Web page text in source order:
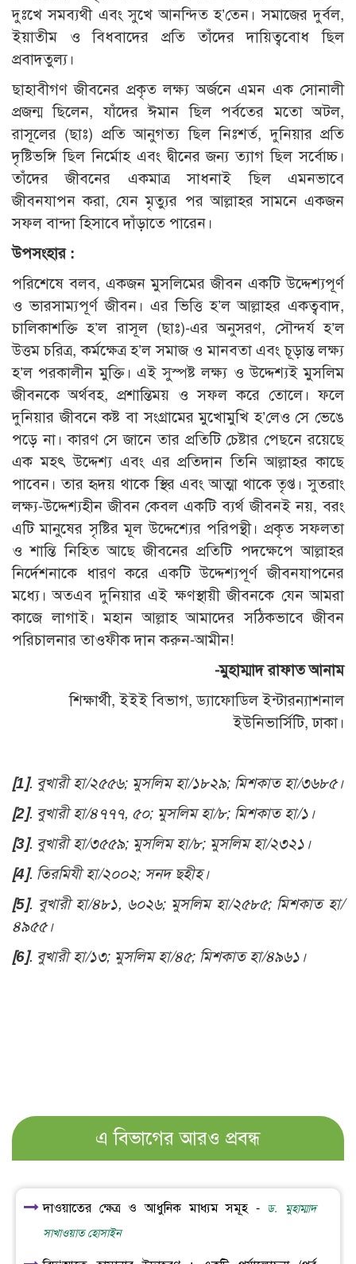
দুঃখে সমব্যথী এবং সুখে আনন্দিত হ’তেন। সমাজের দুর্বল,
ইয়াতীম ও বিধবাদের প্রতি তাঁদের দায়িত্ববোধ ছিল
প্রবাদতুল্য।
ছাহাবীগণ জীবনের প্রকৃত লক্ষ্য অর্জনে এমন এক সোনালী
প্রজন্ম ছিলেন, যাঁদের ঈমান ছিল পর্বতের মতো অটল,
রাসূলের (ছাঃ) প্রতি আনুগত্য ছিল নিঃশর্ত, দুনিয়ার প্রতি
দৃষ্টিভঙ্গি ছিল নির্মোহ এবং দ্বীনের জন্য ত্যাগ ছিল সর্বোচ্চ।
তাঁদের জীবনের একমাত্র সাধনাই ছিল এমনভাবে
জীবনযাপন করা, যেন মৃত্যুর পর আল্লাহর সামনে একজন
সফল বান্দা হিসাবে দাঁড়াতে পারেন।
উপসংহার :
পরিশেষে বলব, একজন মুসলিমের জীবন একটি উদ্দেশ্যপূর্ণ
ও ভারসাম্যপূর্ণ জীবন। এর ভিত্তি হ’ল আল্লাহর একত্ববাদ,
চালিকাশক্তি হ’ল রাসূল (ছাঃ)-এর অনুসরণ, সৌন্দর্য হ’ল
উত্তম চরিত্র, কর্মক্ষেত্র হ’ল সমাজ ও মানবতা এবং চূড়ান্ত লক্ষ্য
হ’ল পরকালীন মুক্তি। এই সুস্পষ্ট লক্ষ্য ও উদ্দেশ্যই মুসলিম
জীবনকে অর্থবহ, প্রশান্তিময় ও সফল করে তোলে। ফলে
দুনিয়ার জীবনে কষ্ট বা সংগ্রামের মুখোমুখি হ’লেও সে ভেঙে
পড়ে না। কারণ সে জানে তার প্রতিটি চেষ্টার পেছনে রয়েছে
এক মহৎ উদ্দেশ্য এবং এর প্রতিদান তিনি আল্লাহর কাছে
পাবেন। তার হৃদয় থাকে স্থির এবং আত্মা থাকে তৃপ্ত। সুতরাং
লক্ষ্য-উদ্দেশ্যহীন জীবন কেবল একটি ব্যর্থ জীবনই নয়, বরং
এটি মানুষের সৃষ্টির মূল উদ্দেশ্যের পরিপন্থী। প্রকৃত সফলতা
ও শান্তি নিহিত আছে জীবনের প্রতিটি পদক্ষেপে আল্লাহর
নির্দেশনাকে ধারণ করে একটি উদ্দেশ্যপূর্ণ জীবনযাপনের
মধ্যে। অতএব দুনিয়ার এই ক্ষণস্থায়ী জীবনকে যেন আমরা
কাজে লাগাই। মহান আল্লাহ আমাদের সঠিকভাবে জীবন
পরিচালনার তাওফীক দান করুন-আমীন!
-মুহাম্মাদ রাফাত আনাম
শিক্ষার্থী, ইইই বিভাগ, ড্যাফোডিল ইন্টারন্যাশনাল
ইউনিভার্সিটি, ঢাকা।
[1]. বুখারী হা/২৫৫৬; মুসলিম হা/১৮২৯; মিশকাত হা/৩৬৮৫।
[2]. বুখারী হা/৪৭৭৭, ৫০; মুসলিম হা/৮; মিশকাত হা/১।
[3]. বুখারী হা/৩৫৫৯; মুসলিম হা/৮; মুসলিম হা/২৩২১।
[4]. তিরমিযী হা/২০০২; সনদ ছহীহ।
[5]. বুখারী হা/৪৮১, ৬০২৬; মুসলিম হা/২৫৮৫; মিশকাত হা/
৪৯৫৫।
[6]. বুখারী হা/১৩; মুসলিম হা/৪৫; মিশকাত হা/৪৯৬১।
এ বিভাগের আরও প্রবন্ধ
দাওয়াতের ক্ষেত্র ও আধুনিক মাধ্যম সমূহ - ড. মুহাম্মাদ
সাখাওয়াত হোসাইন